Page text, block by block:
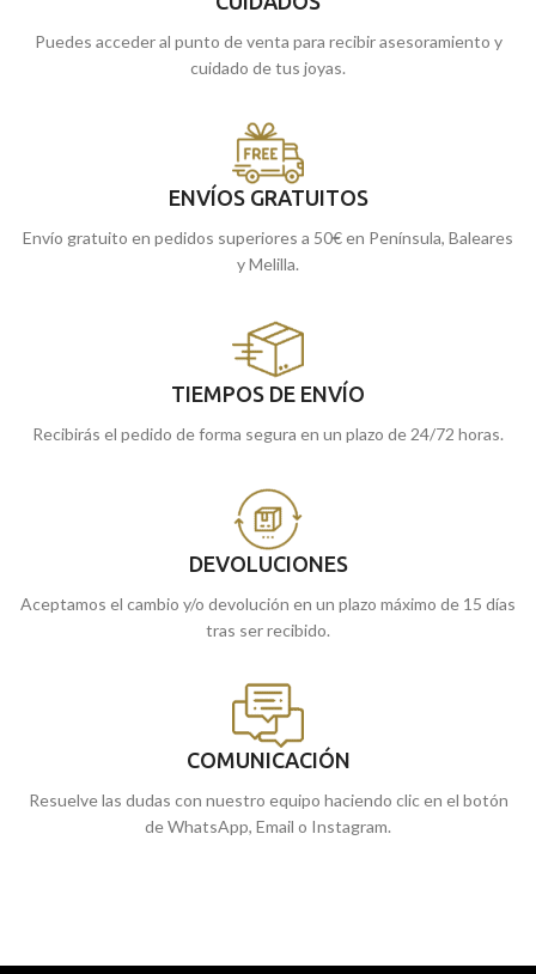
Puedes acceder al punto de venta para recibir asesoramiento y
cuidado de tus joyas.
ENVÍOS GRATUITOS
Envío gratuito en pedidos superiores a 50€ en Península, Baleares
y Melilla.
TIEMPOS DE ENVÍO
Recibirás el pedido de forma segura en un plazo de 24/72 horas.
DEVOLUCIONES
Aceptamos el cambio y/o devolución en un plazo máximo de 15 días
tras ser recibido.
COMUNICACIÓN
Resuelve las dudas con nuestro equipo haciendo clic en el botón
de WhatsApp, Email o Instagram.